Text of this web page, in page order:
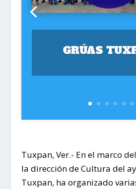
GRÚAS
Tuxpan, Ver.- En el marco
la dirección de Cultura del
Tuxpan, ha organizado